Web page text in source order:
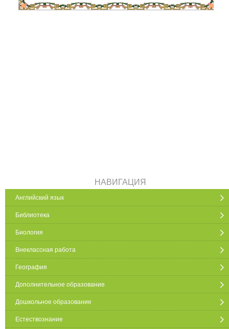
НАВИГАЦИЯ
Английский язык
Библиотека
Биология
Внеклассная работа
География
Дополнительное образование
Дошкольное образование
Естествознание